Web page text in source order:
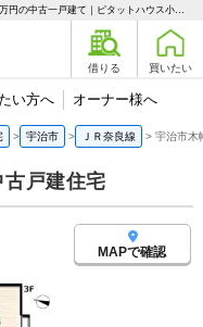
宇治市木幡御園 中古戸建住宅 京都府宇治市木幡御園｜1,680万円の中古一戸建て｜ピタットハウス小倉店 未来Design株式会社
借りる 買いたい
い方へ オーナー様へ
宇治市 ＪＲ奈良線 宇治市
戸建住宅
MAPで確認